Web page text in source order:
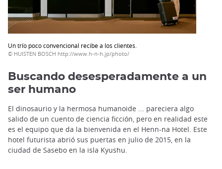
Un trío poco convencional recibe a los clientes.
© HUISTEN BOSCH http://www.h-n-h.jp/photo/
Buscando desesperadamente a un
ser humano
El dinosaurio y la hermosa humanoide ... pareciera algo
salido de un cuento de ciencia ficción, pero en realidad este
es el equipo que da la bienvenida en el Henn-na Hotel. Este
hotel futurista abrió sus puertas en julio de 2015, en la
ciudad de Sasebo en la isla Kyushu.